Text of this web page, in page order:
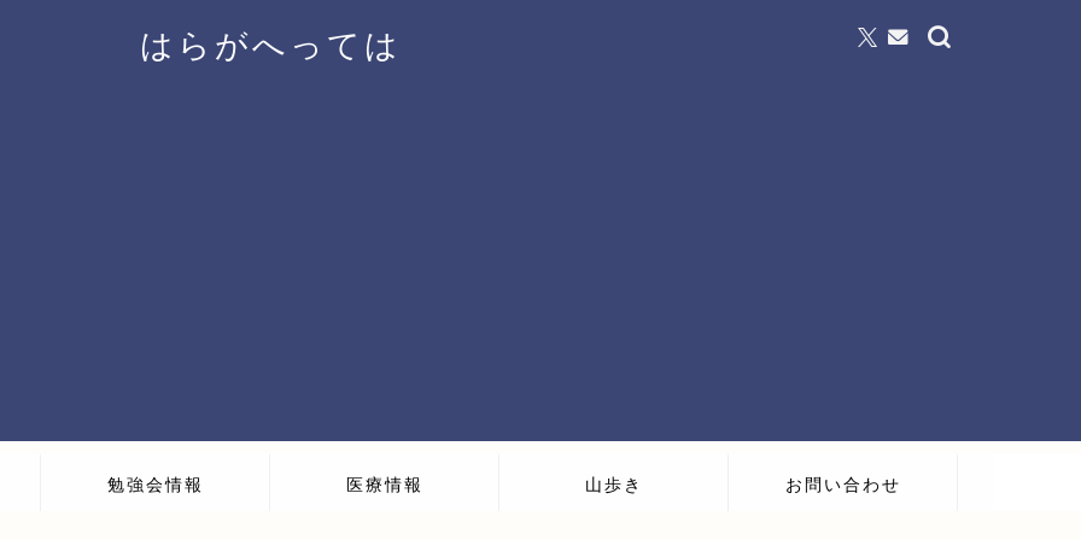
はらがへっては
勉強会情報 医療情報 山歩き お問い合わせ